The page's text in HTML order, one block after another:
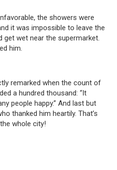
the showers were
it was impossible to leave the
get wet near the supermarket.
him.
remarked when the count of
a hundred thousand: “It
people happy.” And last but
thanked him heartily. That’s
whole city!